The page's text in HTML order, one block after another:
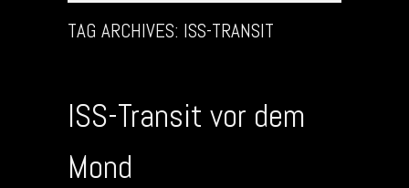
TAG ARCHIVES: ISS-TRANSIT
ISS-Transit vor dem
Mond